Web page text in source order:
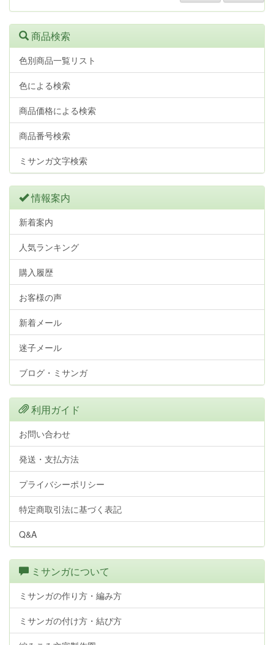
商品検索
色別商品一覧リスト
色による検索
商品価格による検索
商品番号検索
ミサンガ文字検索
情報案内
新着案内
人気ランキング
購入履歴
お客様の声
新着メール
迷子メール
ブログ・ミサンガ
利用ガイド
お問い合わせ
発送・支払方法
プライバシーポリシー
特定商取引法に基づく表記
Q&A
ミサンガについて
ミサンガの作り方・編み方
ミサンガの付け方・結び方